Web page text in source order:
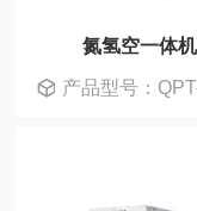
氮氢空一体机
产品型号：